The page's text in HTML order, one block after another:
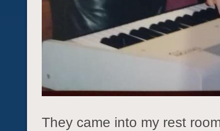
They came into my rest